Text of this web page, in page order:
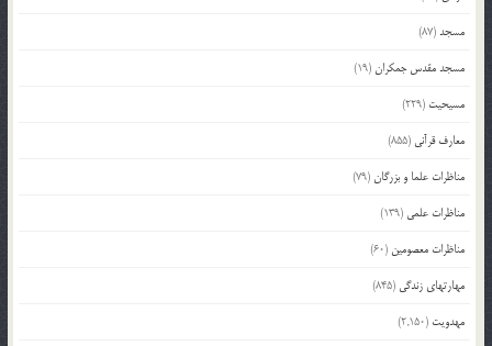
مسجد(87)
مسجد مقدس جمکران(19)
مسیحیت (229)
معارف قرآنی (855)
مناظرات علما و بزرگان(79)
مناظرات علمی (139)
مناظرات معصومین (60)
مهارتهای زندگی (845)
مهدویت (2,150)